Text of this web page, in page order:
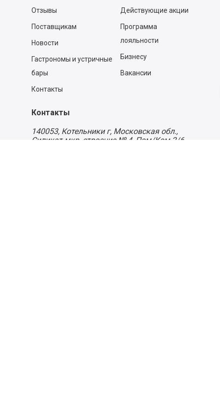
Отзывы
Поставщикам
Новости
Гастрономы и устричные
бары
Контакты
Действующие акции
Программа
лояльности
Бизнесу
Вакансии
Контакты
140053, Котельники г, Московская обл.,
Силикат мкр, строение № 4, Пом/Ком 2/6